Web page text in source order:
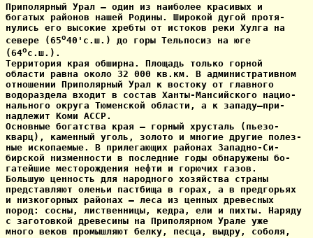
Приполярный Урал — один из наиболее красивых и
богатых районов нашей Родины. Широкой дугой протя-
нулись его высокие хребты от истоков реки Хулга на
севере (65o40'с.ш.) до горы Тельпосиз на юге
(64oс.ш.).
Территория края обширна. Площадь только горной
области равна около 32 000 кв.км. В административном
отношении Приполярный Урал к востоку от главного
водораздела входит в состав Ханты-Мансийского нацио-
нального округа Тюменской области, а к западу—при-
надлежит Коми АССР.
Основные богатства края — горный хрусталь (пьезо-
кварц), каменный уголь, золото и многие другие полез-
ные ископаемые. В прилегающих районах Западно-Си-
бирской низменности в последние годы обнаружены бо-
гатейшие месторождения нефти и горючих газов.
Большую ценность для народного хозяйства страны
представляют оленьи пастбища в горах, а в предгорьях
и низкогорных районах — леса из ценных древесных
пород: сосны, лиственницы, кедра, ели и пихты. Наряду
с заготовкой древесины на Приполярном Урале уже
много веков промышляют белку, песца, выдру, соболя,